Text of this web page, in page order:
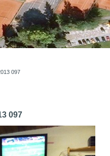
097
097